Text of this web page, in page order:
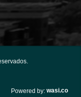
Powered by: wasi.co